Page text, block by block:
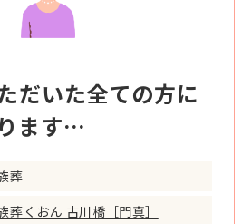
だいた全ての方に
ます…
葬
葬くおん 古川橋［門真］